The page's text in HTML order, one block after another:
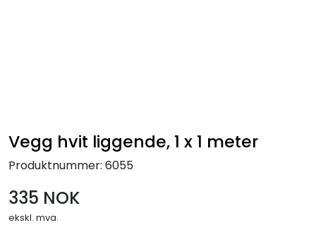
Vegg hvit liggende, 1 x 1 meter
Produktnummer: 6055
335 NOK
ekskl. mva.
Bestill mat til standen
Foto og video